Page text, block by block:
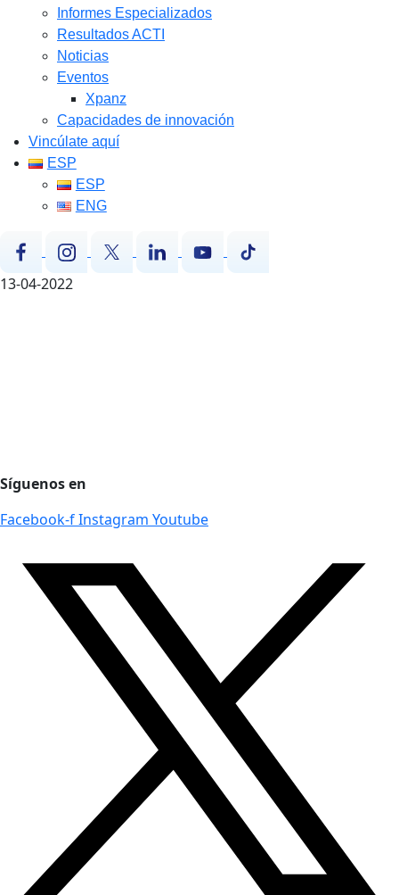
Informes Especializados
Resultados ACTI
Noticias
Eventos
Xpanz
Capacidades de innovación
Vincúlate aquí
ESP
ESP
ENG
13-04-2022
Síguenos en
Facebook-fInstagram Youtube